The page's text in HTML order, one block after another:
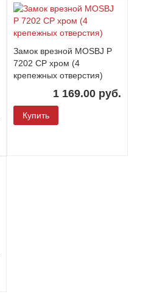
Замок врезной MOSBJ P
7202 CP хром (4
крепежных отверстия)
1 169.00 руб.
Купить